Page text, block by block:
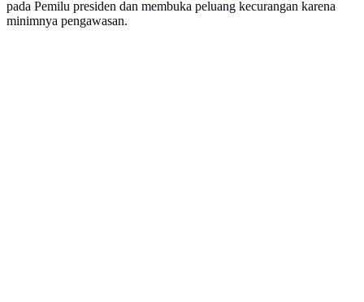
pada Pemilu presiden dan membuka peluang kecurangan karena
minimnya pengawasan.